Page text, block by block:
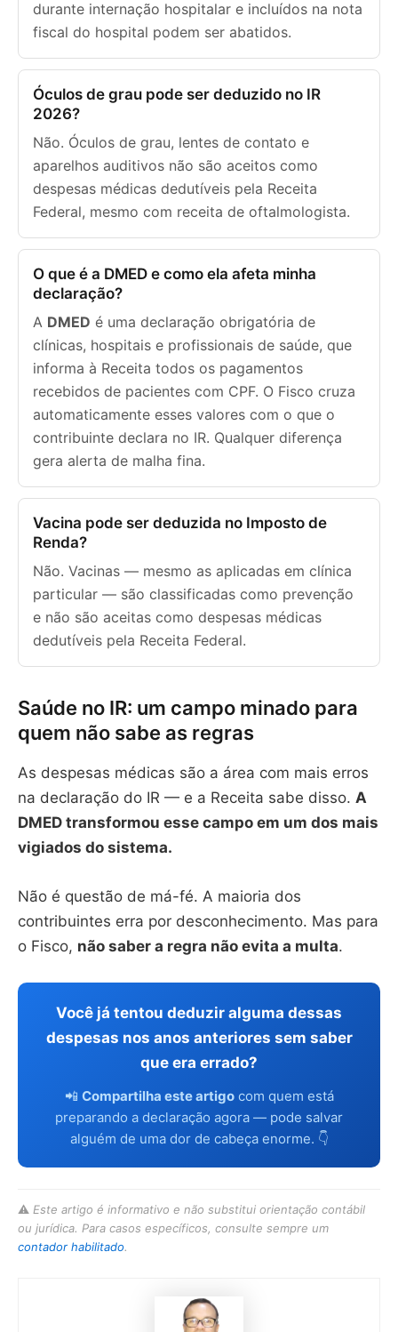
durante internação hospitalar e incluídos na nota
fiscal do hospital podem ser abatidos.
Óculos de grau pode ser deduzido no IR
2026?
Não. Óculos de grau, lentes de contato e
aparelhos auditivos não são aceitos como
despesas médicas dedutíveis pela Receita
Federal, mesmo com receita de oftalmologista.
O que é a DMED e como ela afeta minha
declaração?
A DMED é uma declaração obrigatória de
clínicas, hospitais e profissionais de saúde, que
informa à Receita todos os pagamentos
recebidos de pacientes com CPF. O Fisco cruza
automaticamente esses valores com o que o
contribuinte declara no IR. Qualquer diferença
gera alerta de malha fina.
Vacina pode ser deduzida no Imposto de
Renda?
Não. Vacinas — mesmo as aplicadas em clínica
particular — são classificadas como prevenção
e não são aceitas como despesas médicas
dedutíveis pela Receita Federal.
Saúde no IR: um campo minado para
quem não sabe as regras
As despesas médicas são a área com mais erros
na declaração do IR — e a Receita sabe disso. A
DMED transformou esse campo em um dos mais
vigiados do sistema.
Não é questão de má-fé. A maioria dos
contribuintes erra por desconhecimento. Mas para
o Fisco, não saber a regra não evita a multa.
Você já tentou deduzir alguma dessas
despesas nos anos anteriores sem saber
que era errado?
📲 Compartilha este artigocom quem está
preparando a declaração agora — pode salvar
alguém de uma dor de cabeça enorme. 👇
⚠️ Este artigo é informativo e não substitui orientação contábil
ou jurídica. Para casos específicos, consulte sempre um
contador habilitado.